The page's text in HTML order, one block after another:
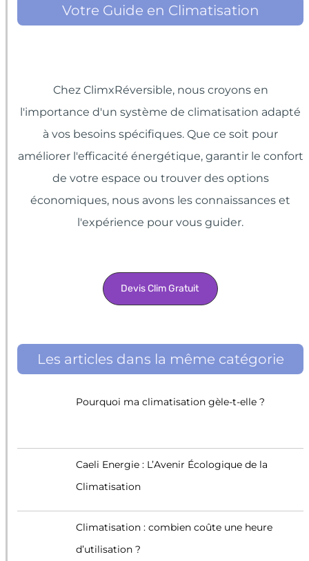
Votre Guide en Climatisation
Chez ClimxRéversible, nous croyons en
l'importance d'un système de climatisation adapté
à vos besoins spécifiques. Que ce soit pour
améliorer l'efficacité énergétique, garantir le confort
de votre espace ou trouver des options
économiques, nous avons les connaissances et
l'expérience pour vous guider.
Devis Clim Gratuit
Les articles dans la même catégorie
Pourquoi ma climatisation gèle-t-elle ?
Caeli Energie : L’Avenir Écologique de la
Climatisation
Climatisation : combien coûte une heure
d’utilisation ?